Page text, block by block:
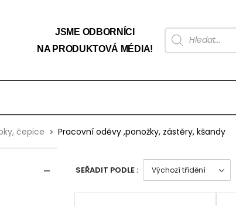
JSME ODBORNÍCI
NA PRODUKTOVÁ MÉDIA!
čepice Pracovní oděvy ,ponožky, zástěry, kšandy
SEŘADIT PODLE :